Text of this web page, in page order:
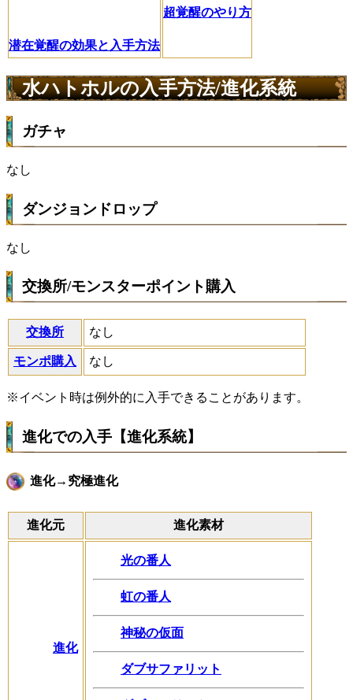
潜在覚醒の効果と入手方法
超覚醒のやり方
水ハトホルの入手方法/進化系統
ガチャ
なし
ダンジョンドロップ
なし
交換所/モンスターポイント購入
交換所 なし
モンポ購入 なし
※イベント時は例外的に入手できることがあります。
進化での入手【進化系統】
進化→究極進化
進化元 進化素材
進化
光の番人
虹の番人
神秘の仮面
ダブサファリット